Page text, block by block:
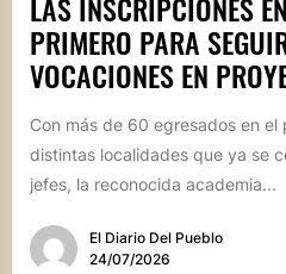
LAS INSCRIPCIONES
PRIMERO PARA
VOCACIONES EN
Con más de 60 egresados en
distintas localidades que ya se
jefes, la reconocida academia...
El Diario Del Pueblo
24/07/2026